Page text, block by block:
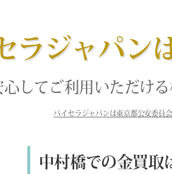
ラジャパン
してご利用いただけ
バイセラジャパンは東京都公安委員
中村橋での金買取